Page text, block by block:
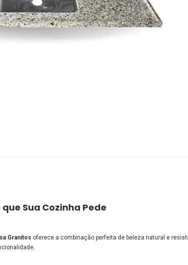
Sua Cozinha Pede
Granitos oferece a combinação perfeita de beleza natural e